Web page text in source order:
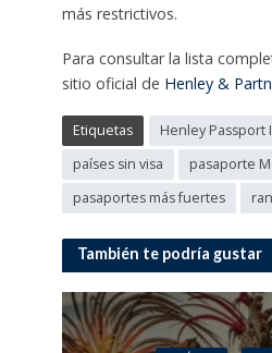
más restrictivos.
Para consultar la lista
sitio oficial de Henley &
Etiquetas
Henley Passport
países sin visa
pasaporte
pasaportes más fuertes
También te podría gustar